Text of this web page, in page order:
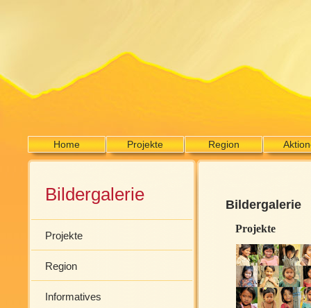
Home Projekte Region
Bildergalerie
Projekte
Region
Informatives
Bildergalerie
Projekte